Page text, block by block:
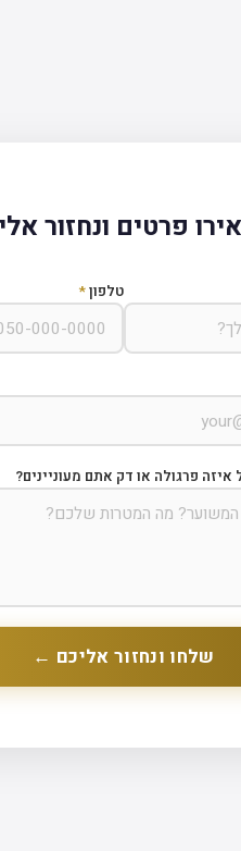
פרטים ונחזור
טלפון*
איזה פרגולה או דק אתם מעוניינים?
שלחו ונחזור אליכם ←